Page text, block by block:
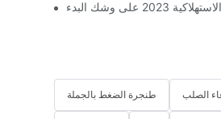
على وشك البدء
طنجرة الضغط بالجملة الصلب